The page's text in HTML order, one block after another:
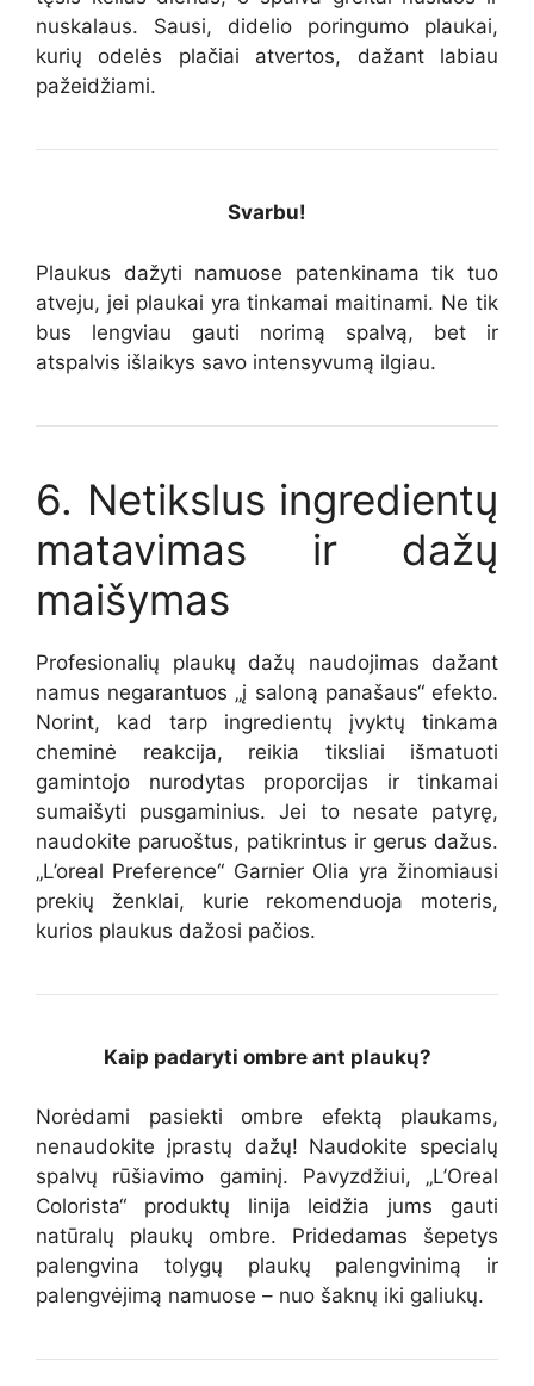
nuskalaus. Sausi, didelio poringumo plaukai,
kurių odelės plačiai atvertos, dažant labiau
pažeidžiami.
Svarbu!
Plaukus dažyti namuose patenkinama tik tuo
atveju, jei plaukai yra tinkamai maitinami. Ne tik
bus lengviau gauti norimą spalvą, bet ir
atspalvis išlaikys savo intensyvumą ilgiau.
6. Netikslus ingredientų
matavimas ir dažų
maišymas
Profesionalių plaukų dažų naudojimas dažant
namus negarantuos „į saloną panašaus“ efekto.
Norint, kad tarp ingredientų įvyktų tinkama
cheminė reakcija, reikia tiksliai išmatuoti
gamintojo nurodytas proporcijas ir tinkamai
sumaišyti pusgaminius. Jei to nesate patyrę,
naudokite paruoštus, patikrintus ir gerus dažus.
„L’oreal Preference“ Garnier Olia yra žinomiausi
prekių ženklai, kurie rekomenduoja moteris,
kurios plaukus dažosi pačios.
Kaip padaryti ombre ant plaukų?
Norėdami pasiekti ombre efektą plaukams,
nenaudokite įprastų dažų! Naudokite specialų
spalvų rūšiavimo gaminį. Pavyzdžiui, „L’Oreal
Colorista“ produktų linija leidžia jums gauti
natūralų plaukų ombre. Pridedamas šepetys
palengvina tolygų plaukų palengvinimą ir
palengvėjimą namuose – nuo šaknų iki galiukų.